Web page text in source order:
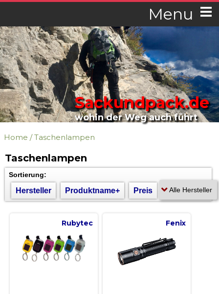
Menu
Sackundpack.de
wohin der Weg auch führt
Home /Taschenlampen
Taschenlampen
Sortierung:
Hersteller Produktname+ Preis
Rubytec Fenix